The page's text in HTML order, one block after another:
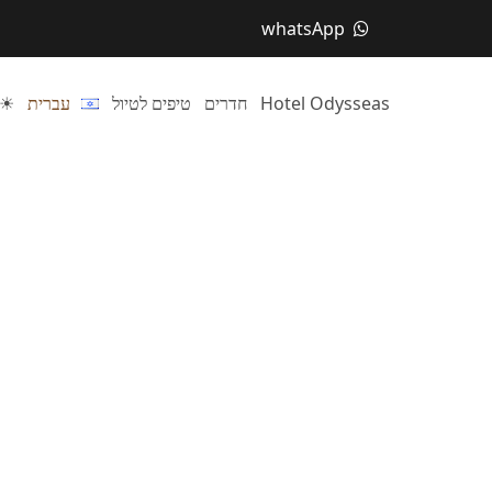
whatsApp
Hotel Odysseas חדרים טיפים לטיול עברית ☀